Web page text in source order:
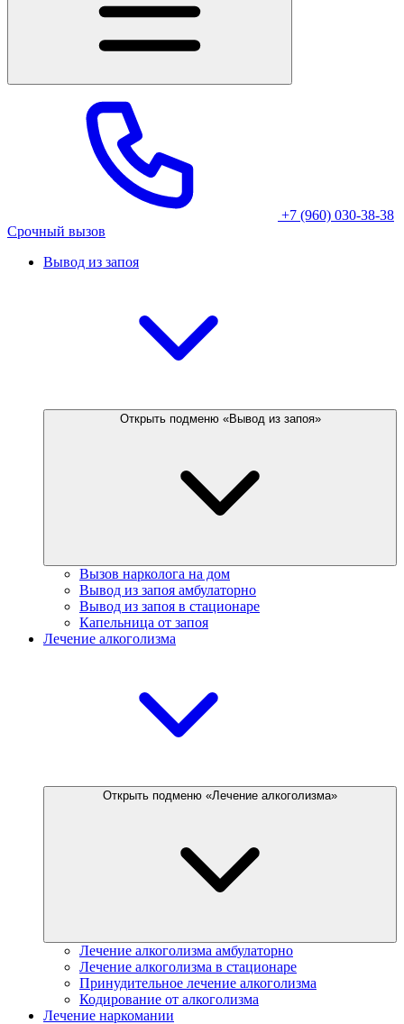
+7 (960) 030-38-38
Срочный вызов
Вывод из запоя
Открыть подменю «Вывод из запоя»
Вызов нарколога на дом
Вывод из запоя амбулаторно
Вывод из запоя в стационаре
Капельница от запоя
Лечение алкоголизма
Открыть подменю «Лечение алкоголизма»
Лечение алкоголизма амбулаторно
Лечение алкоголизма в стационаре
Принудительное лечение алкоголизма
Кодирование от алкоголизма
Лечение наркомании